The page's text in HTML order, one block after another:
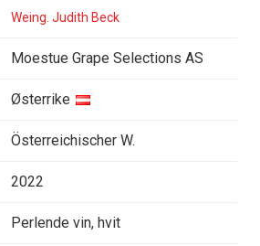
Weing. Judith Beck
Moestue Grape Selections AS
Østerrike
Österreichischer W.
2022
Perlende vin, hvit